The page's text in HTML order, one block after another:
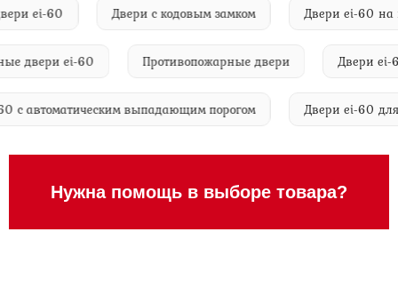
двери ei-60 Двери с кодовым замком Двери ei-
ei-60 Противопожарные двери Двери ei-60
ei-60 с автоматическим выпадающим порогом Двери ei-
Нужна помощь в выборе товара?